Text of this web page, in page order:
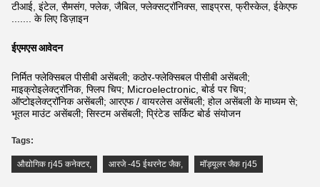
टीआई, इंटेल, सैमसंग, फ्लेक, जैबिल, फ्लेक्सट्रॉनिक्स, साइप्रस, फ्रीस्केल, ईकेएफ
....... के लिए डिज़ाइन
ईएमएस आवेदन
निर्मित फ्लेक्सिबल पीसीबी असेंबली; कठोर-फ्लेक्सिबल पीसीबी असेंबली;
माइक्रोइलेक्ट्रॉनिक, फ्लिप चिप; Microelectronic, बोर्ड पर चिप;
ऑप्टोइलेक्ट्रॉनिक असेंबली; आरएफ / वायरलेस असेंबली; होल असेंबली के माध्यम से;
भूतल माउंट असेंबली; सिस्टम असेंबली; प्रिंटेड सर्किट बोर्ड संयोजन
Tags:
औद्योगिक rj45 कनेक्टर, आरजे -45 ईथरनेट जैक, मॉड्यूलर जैक rj45